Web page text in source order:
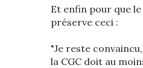
Et enfin pour que
préserve ceci :
"Je reste
la CGC doit au